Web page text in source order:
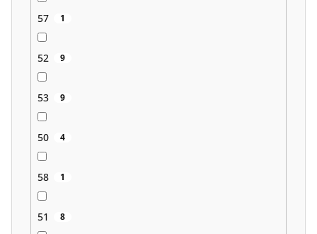
57 1
52 9
53 9
50 4
58 1
51 8